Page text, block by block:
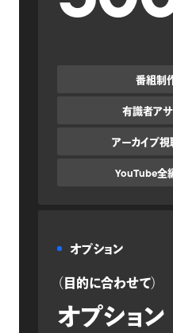
番組制
有識者アサ
アーカイブ
YouTube全
オプション
（目的に合わせて）
オプション